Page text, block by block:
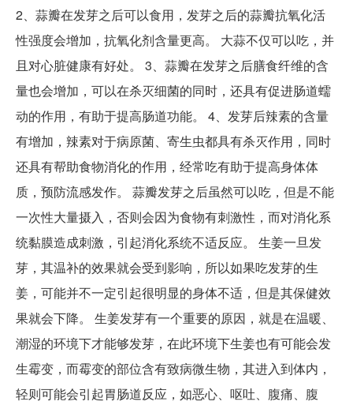
2、蒜瓣在发芽之后可以食用，发芽之后的蒜瓣抗氧化活
性强度会增加，抗氧化剂含量更高。 大蒜不仅可以吃，并
且对心脏健康有好处。 3、蒜瓣在发芽之后膳食纤维的含
量也会增加，可以在杀灭细菌的同时，还具有促进肠道蠕
动的作用，有助于提高肠道功能。 4、发芽后辣素的含量
有增加，辣素对于病原菌、寄生虫都具有杀灭作用，同时
还具有帮助食物消化的作用，经常吃有助于提高身体体
质，预防流感发作。 蒜瓣发芽之后虽然可以吃，但是不能
一次性大量摄入，否则会因为食物有刺激性，而对消化系
统黏膜造成刺激，引起消化系统不适反应。 生姜一旦发
芽，其温补的效果就会受到影响，所以如果吃发芽的生
姜，可能并不一定引起很明显的身体不适，但是其保健效
果就会下降。 生姜发芽有一个重要的原因，就是在温暖、
潮湿的环境下才能够发芽，在此环境下生姜也有可能会发
生霉变，而霉变的部位含有致病微生物，其进入到体内，
轻则可能会引起胃肠道反应，如恶心、呕吐、腹痛、腹